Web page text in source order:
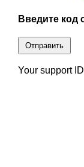
Введите код
Отправить
Your support